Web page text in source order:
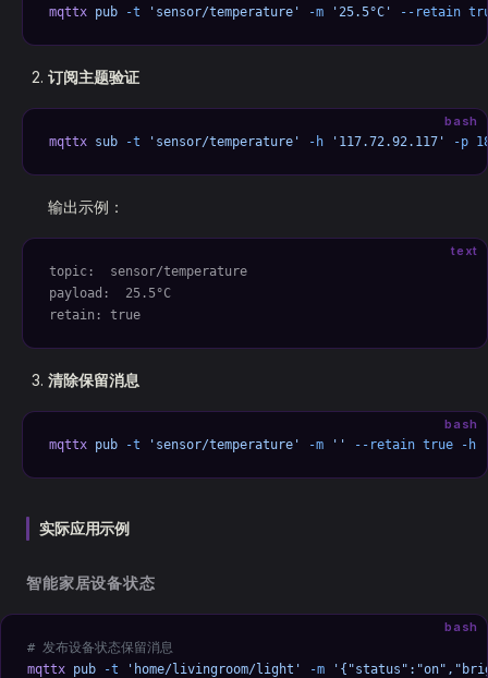
mqttx pub -t 'sensor/temperature' -m '25.5°C' --retain
订阅主题验证
bash
mqttx sub -t 'sensor/temperature' -h '117.72.92.117' -p
输出示例：
text
topic:  sensor/temperature
payload:  25.5°C
retain: true
清除保留消息
bash
mqttx pub -t 'sensor/temperature' -m '' --retain true -h
实际应用示例
智能家居设备状态
bash
# 发布设备状态保留消息
mqttx pub -t 'home/livingroom/light' -m